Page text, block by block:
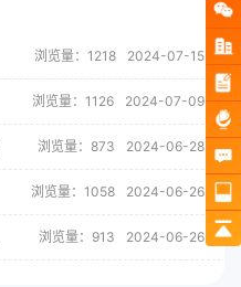
浏览量：1218 2024-07-15
浏览量：1126 2024-07-09
浏览量：873 2024-06-28
浏览量：1058 2024-06-26
浏览量：913 2024-06-26